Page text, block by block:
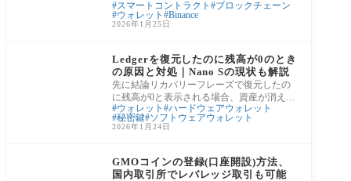
けること」そのものに不安を感じる人が増
えてい
スマートコントラクト
ブロックチェーン
ウォレット
Binance
2026年1月25日
Ledgerを復元したのに残高が0のとき
の原因と対処｜Nano Sの現状も解説
先に結論リカバリーフレーズで復元したの
に残高が0と表示される場合、資産が消えた
わけではないケースがほとんどです。よく
ある
ウォレット
ハードウェアウォレット
秘密鍵 ソフトウェアウォレット
2026年1月24日
GMOコインの登録(口座開設)方法、
国内取引所でレバレッジ取引も可能